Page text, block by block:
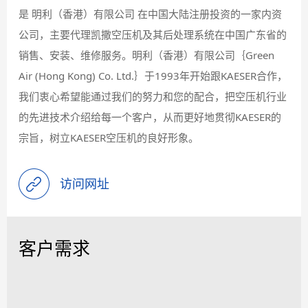
是 明利（香港）有限公司 在中国大陆注册投资的一家内资
公司，主要代理凯撒空压机及其后处理系统在中国广东省的
销售、安装、维修服务。明利（香港）有限公司｛Green
Air (Hong Kong) Co. Ltd.｝于1993年开始跟KAESER合作，
我们衷心希望能通过我们的努力和您的配合，把空压机行业
的先进技术介绍给每一个客户，从而更好地贯彻KAESER的
宗旨，树立KAESER空压机的良好形象。
访问网址
客户需求